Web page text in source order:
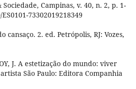
Campinas, v. 40, n. 2, p. 1-
73302019218349
cansaço. 2. ed. Petrópolis, RJ: Vozes,
J. A estetização do mundo: viver
São Paulo: Editora Companhia